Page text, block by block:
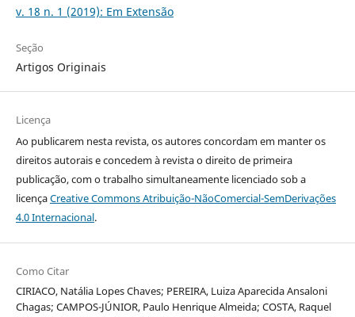
v. 18 n. 1 (2019): Em Extensão
Seção
Artigos Originais
Licença
Ao publicarem nesta revista, os autores concordam em manter os
direitos autorais e concedem à revista o direito de primeira
publicação, com o trabalho simultaneamente licenciado sob a
licençaCreative Commons Atribuição-NãoComercial-SemDerivações
4.0 Internacional.
Como Citar
CIRIACO, Natália Lopes Chaves; PEREIRA, Luiza Aparecida Ansaloni
Chagas; CAMPOS-JÚNIOR, Paulo Henrique Almeida; COSTA, Raquel